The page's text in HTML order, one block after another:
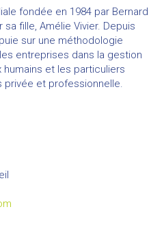
fondée en 1984 par Bernard
fille, Amélie Vivier. Depuis
sur une méthodologie
entreprises dans la gestion
et les particuliers
et professionnelle.